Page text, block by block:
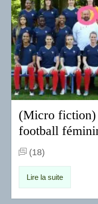
(Micro fiction)
football
(18)
Lire la suite